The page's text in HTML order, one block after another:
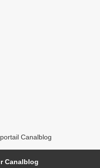
Canalblog
Canalblog